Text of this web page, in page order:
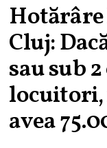
Hotărâre
Cluj:
sau sub
avea